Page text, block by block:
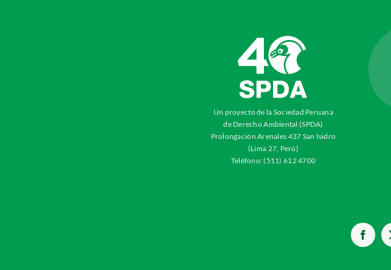
Un proyecto de la Sociedad Peruana
de Derecho Ambiental (SPDA)
Prolongación Arenales 437 San Isidro
(Lima 27, Perú)
Teléfono: (511) 612 4700